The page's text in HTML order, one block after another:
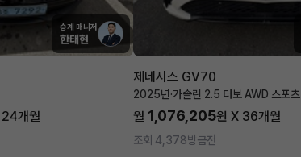
승계 매니저
한태현
24개월
제네시스 GV70
2025년·가솔린 2.5 터보 AWD 스포츠
월 1,076,205원 X 36개월
조회 4,378방금전